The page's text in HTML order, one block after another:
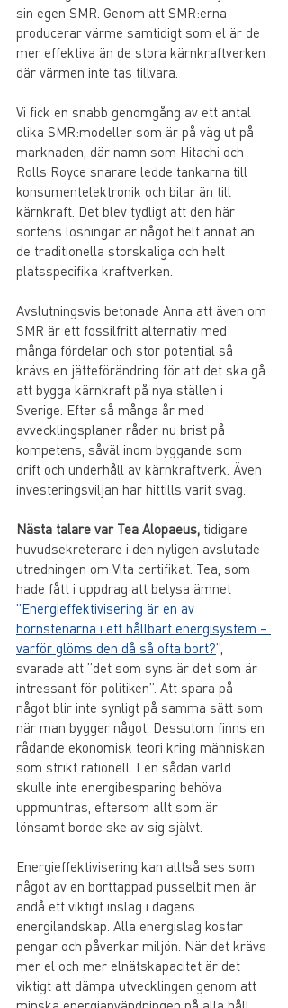
sin egen SMR. Genom att SMR:erna
producerar värme samtidigt som el är de
mer effektiva än de stora kärnkraftverken
där värmen inte tas tillvara.
Vi fick en snabb genomgång av ett antal
olika SMR:modeller som är på väg ut på
marknaden, där namn som Hitachi och
Rolls Royce snarare ledde tankarna till
konsumentelektronik och bilar än till
kärnkraft. Det blev tydligt att den här
sortens lösningar är något helt annat än
de traditionella storskaliga och helt
platsspecifika kraftverken.
Avslutningsvis betonade Anna att även om
SMR är ett fossilfritt alternativ med
många fördelar och stor potential så
krävs en jätteförändring för att det ska gå
att bygga kärnkraft på nya ställen i
Sverige. Efter så många år med
avvecklingsplaner råder nu brist på
kompetens, såväl inom byggande som
drift och underhåll av kärnkraftverk. Även
investeringsviljan har hittills varit svag.
Nästa talare var Tea Alopaeus, tidigare
huvudsekreterare i den nyligen avslutade
utredningen om Vita certifikat. Tea, som
hade fått i uppdrag att belysa ämnet
”Energieffektivisering är en av
hörnstenarna i ett hållbart energisystem –
varför glöms den då så ofta bort?”,
svarade att ”det som syns är det som är
intressant för politiken”. Att spara på
något blir inte synligt på samma sätt som
när man bygger något. Dessutom finns en
rådande ekonomisk teori kring människan
som strikt rationell. I en sådan värld
skulle inte energibesparing behöva
uppmuntras, eftersom allt som är
lönsamt borde ske av sig självt.
Energieffektivisering kan alltså ses som
något av en borttappad pusselbit men är
ändå ett viktigt inslag i dagens
energilandskap. Alla energislag kostar
pengar och påverkar miljön. När det krävs
mer el och mer elnätskapacitet är det
viktigt att dämpa utvecklingen genom att